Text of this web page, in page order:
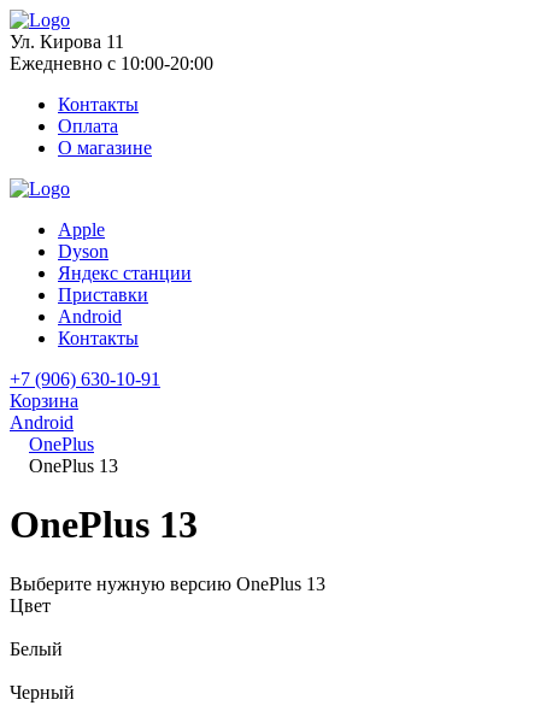
Ул. Кирова 11
Ежедневно с 10:00-20:00
Контакты
Оплата
О магазине
Apple
Dyson
Яндекс станции
Приставки
Android
Контакты
+7 (906) 630-10-91
Корзина
Android
OnePlus
OnePlus 13
OnePlus 13
Выберите нужную версию OnePlus 13
Цвет
Белый
Черный